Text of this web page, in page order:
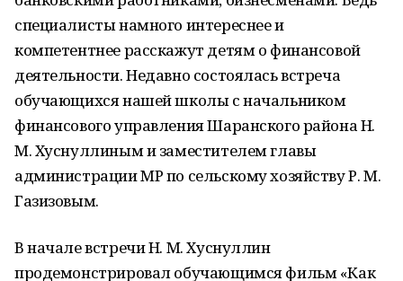
специалисты намного интереснее и
компетентнее расскажут детям о финансовой
деятельности. Недавно состоялась встреча
обучающихся нашей школы с начальником
финансового управления Шаранского района Н.
М. Хуснуллиным и заместителем главы
администрации МР по сельскому хозяйству Р. М.
Газизовым.
В начале встречи Н. М. Хуснуллин
продемонстрировал обучающимся фильм «Как